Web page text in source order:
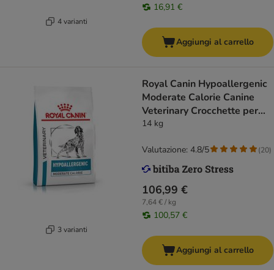
4 varianti
16,91 €
Aggiungi al carrello
3 varianti
Royal Canin Hypoallergenic
Moderate Calorie Canine
Veterinary Crocchette per
cani
14 kg
106,99 €
7,64 € / kg
100,57 €
Valutazione: 4.8/5 (20)
Aggiungi al carrello